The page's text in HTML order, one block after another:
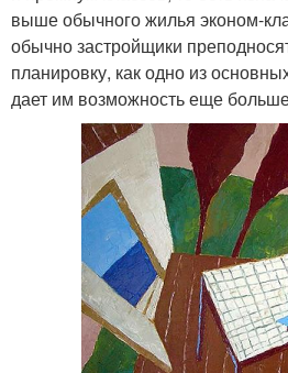
выше обычного жилья эконом-
обычно застройщики
планировку, как одно из
дает им возможность еще